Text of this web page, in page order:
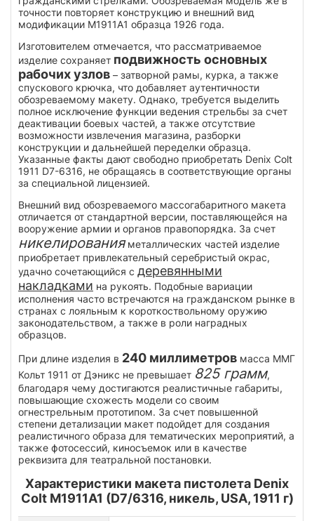
точности повторяет конструкцию и внешний вид
модификации М1911А1 образца 1926 года.
Изготовителем отмечается, что рассматриваемое
изделие сохраняет подвижность основных
рабочих узлов – затворной рамы, курка, а также
спускового крючка, что добавляет аутентичности
обозреваемому макету. Однако, требуется выделить
полное исключение функции ведения стрельбы за счет
деактивации боевых частей, а также отсутствие
возможности извлечения магазина, разборки
конструкции и дальнейшей переделки образца.
Указанные факты дают свободно приобретать Denix Colt
1911 D7-6316, не обращаясь в соответствующие органы
за специальной лицензией.
Внешний вид обозреваемого массогабаритного макета
отличается от стандартной версии, поставляющейся на
вооружение армии и органов правопорядка. За счет
никелированияметаллических частей изделие
приобретает привлекательный серебристый окрас,
удачно сочетающийся с деревянными
накладками на рукоять. Подобные вариации
исполнения часто встречаются на гражданском рынке в
странах с лояльным к короткоствольному оружию
законодательством, а также в роли наградных
образцов.
При длине изделия в 240 миллиметров масса ММГ
Кольт 1911 от Дэникс не превышает 825 грамм,
благодаря чему достигаются реалистичные габариты,
повышающие схожесть модели со своим
огнестрельным прототипом. За счет повышенной
степени детализации макет подойдет для создания
реалистичного образа для тематических мероприятий, а
также фотосессий, киносъемок или в качестве
реквизита для театральной постановки.
Характеристики макета пистолета Denix
Colt M1911A1 (D7/6316, никель, USA, 1911 г)